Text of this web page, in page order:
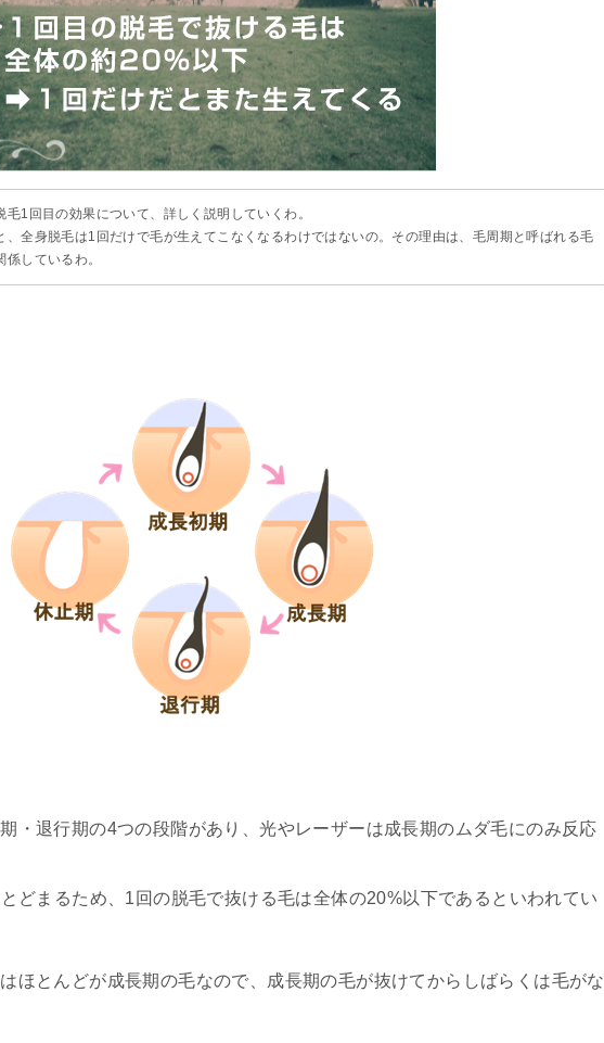
毛1回目の効果について、詳しく説明していくわ。
、全身脱毛は1回だけで毛が生えてこなくなるわけではないの。その理由は、毛周期と呼ばれる毛
しているわ。
・退行期の4つの段階があり、光やレーザーは成長期のムダ毛にのみ反応
どまるため、1回の脱毛で抜ける毛は全体の20%以下であるといわれてい
ほとんどが成長期の毛なので、成長期の毛が抜けてからしばらくは毛がな